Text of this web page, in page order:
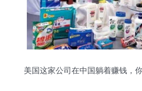
美国这家公司在中国躺着赚钱，